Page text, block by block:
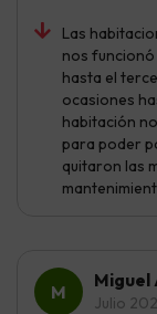
Las
nos
hasta el
ocasiones
habitación
para poder
quitaron las
Miguel
Julio